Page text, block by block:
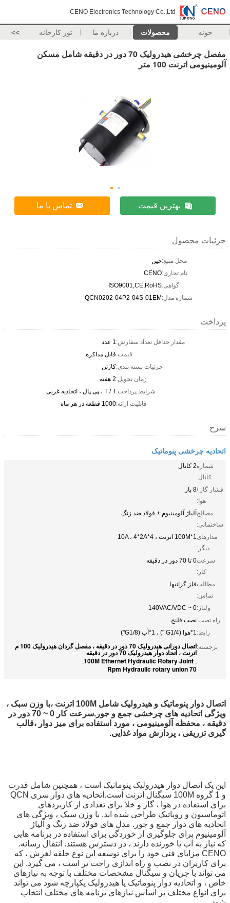
CENO Electronics Technology Co.,Ltd
خونه محصولات درباره ما تور کارخانه >>
مفصل چرخشی هیدرولیک 70 دور در دقیقه شامل مسکن
آلومینیومی اترنت 100 متر
بهترین قیمت تماس با ما
جزئیات محصول
محل منبع:چین
نام تجاری:CENO
گواهی:ISO9001,CE,RoHS
شماره مدل:QCN0202-04P2-04S-01EM
پرداخت
مقدار حداقل تعداد سفارش:1 عدد
قیمت:قابل مذاکره
جزئیات بسته بندی:کارتن
زمان تحویل:2 هفته
شرایط پرداخت:T / T ، پی پال ، اتحادیه غربی
قابلیت ارائه:1000 قطعه در هر ماه
شرح
اتحادیه چرخشی پنوماتیک
شماره
کانال:
2 کانال
فشار گاز /
هوا:
8 بار
مصالح
ساختمانی:
آلیاژ آلومینیوم + فولاد ضد زنگ
مدارهای
دیگر:
1*100M اترنت ، 4*10A ، 4*2A
سرعت
کار:
0 تا 70 دور در دقیقه
مطالب
تماس:
فلز گرانبها
ولتاژ:0 ~ 140VAC/VDC
راه نصب:نصب فلنج
رابط:1*هوا (G1/4 ") ، 1*آب (G1/8")
برجسته:
اتصال دورانی هیدرولیک 70 دور در دقیقه ، مفصل گردان هیدرولیک 100 م
اترنت ، اتحاد دوار هیدرولیک 70 دور در دقیقه
,
100M Ethernet Hydraulic Rotary Joint
,
70 Rpm Hydraulic rotary union
اتصال دوار پنوماتیک و هیدرولیک شامل 100M اترنت ،
با وزن سبک ،
ویژگی اتحادیه های چرخشی جمع و جور.
سرعت کار 0 ~ 70 دور در
دقیقه ، محفظه آلومینیومی ، مورد استفاده برای میز دوار ،قالب
گیری تزریقی ، پردازش مواد غذایی.
این یک اتصال دوار هیدرولیک پنوماتیک است ، همچنین شامل قدرت
و 1 گروه 100M سیگنال اترنت است.اتحادیه های دوار سری QCN
برای استفاده در هوا ، گاز و خلا برای تعدادی از کاربردهای
اتوماسیون و روباتیک طراحی شده اند. با وزن سبک ، ویژگی های
اتحادیه های دوار جمع و جور. مدل های فولاد ضد زنگ و آلیاژ
آلومینیوم برای جلوگیری از خوردگی برای استفاده در برنامه هایی
که نیاز به آب یا خورنده دارند ، در دسترس هستند. انتقال رسانه.
CENO مزایای فنی خود را برای توسعه این نوع حلقه لغزش ، که
برای کاربران در نصب و راه اندازی راحت تر است ، می گیرد. این
می تواند با جریان و سیگنال مشخصات مختلف با توجه به نیازهای
خاص ، و اتحادیه دوار پنوماتیک یا هیدرولیک یکپارچه شود می تواند
برای انواع مختلف بر اساس نیازهای برنامه های مختلف انتخاب